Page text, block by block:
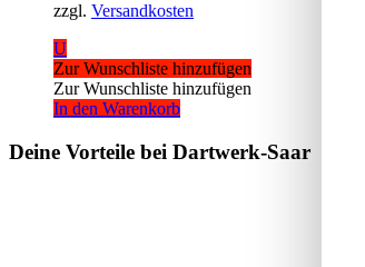
zzgl. Versandkosten
U
Zur Wunschliste hinzufügen
Zur Wunschliste hinzufügen
In den Warenkorb
Deine Vorteile bei Dartwerk-Saar